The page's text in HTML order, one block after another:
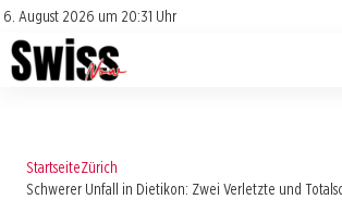
6. August 2026 um 20:31 Uhr
Impressum
Datenschutz
Jobs
Events
StartseiteZürich
Schwerer Unfall in Dietikon: Zwei Verletzte und